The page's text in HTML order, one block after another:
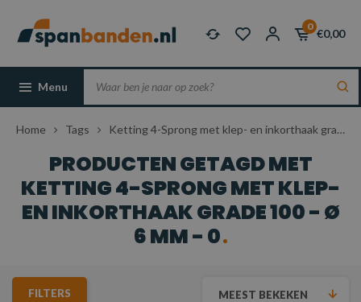
0
€0,00
Menu
Home Tags Ketting 4-Sprong met klep- en inkorthaak grade 100 - Ø 6 mm - 0
PRODUCTEN GETAGD MET
KETTING 4-SPRONG MET KLEP-
EN INKORTHAAK GRADE 100 - Ø
6 MM - 0
FILTERS MEEST BEKEKEN